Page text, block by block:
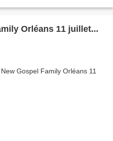
Orléans 11 juillet...